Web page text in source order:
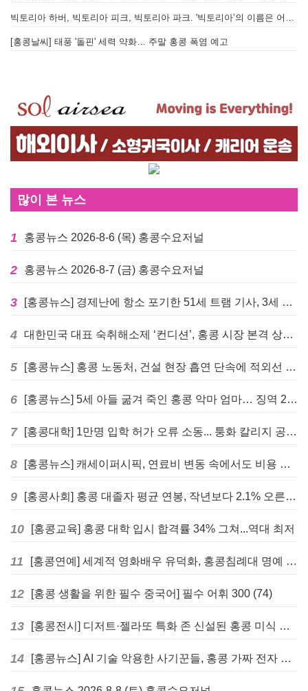
빅토리아 하버, 빅토리아 피크, 빅토리아 파크. '빅토리아’의 이름은 어떻게 온 걸까? - [이승권 원장의 생활칼럼]
[홍콩날씨] 태풍 '돌핀' 세력 약화… 주말 홍콩 폭염 예고
많이 본 뉴스
1 홍콩뉴스 2026-8-6 (목) 홍콩수요저널
2 홍콩뉴스 2026-8-7 (금) 홍콩수요저널
3 [홍콩뉴스] 경제난에 항소 포기한 51세 트램 기사, 3세 여아 치사 혐의로 '4주 감옥행'
4 대한민국 대표 숙취해소제 ‘컨디션’, 홍콩 시장 본격 상륙… 왓슨스 입점 기념 할인 행사 진행
5 [홍콩뉴스] 홍콩 노동처, 건설 현장 흡연 단속에 적외선 드론 투입 검토
6 [홍콩뉴스] 5세 아들 굶겨 죽인 홍콩 악마 엄마… 징역 22년 중형 선고
7 [홍콩대학] 1만명 입학 허가 오류 소동... 퉁화 칼리지 공식 사과
8 [홍콩뉴스] 캐세이퍼시픽, 연료비 변동 속에서도 비용 절감 위한 감편 계획 없어
9 [홍콩사회] 홍콩 대졸자 평균 연봉, 작년보다 2.1% 오른 33만 6천 홍콩달러 기록
10 [홍콩교육] 홍콩 대학 입시 합격률 34% 그쳐...역대 최저
11 [홍콩연예] 세계적 영화배우 유덕화, 홍콩침례대 명예 박사 학위 받는다
12 [홍콩 생활을 위한 필수 중국어] 필수 어휘 300 (74)
13 [홍콩전시] 디저트·젤라또 특화 존 신설된 홍콩 미식 박람회 다음주 개막
14 [홍콩뉴스] AI 기술 악용한 사기꾼들, 홍콩 가짜 전자 비자 사이트 극성